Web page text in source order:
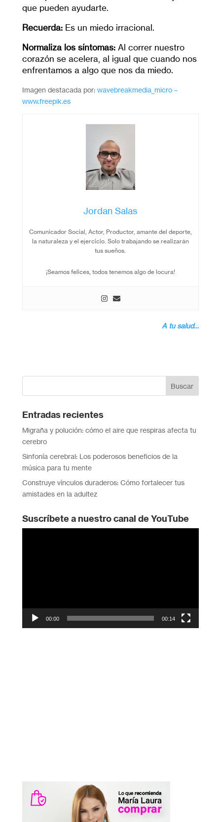
que pueden ayudarte.
Recuerda:Es un miedo irracional.
Normaliza los síntomas:Al correr nuestro
corazón se acelera, al igual que cuando nos
enfrentamos a algo que nos da miedo.
Imagen destacada por: wavebreakmedia_micro –
www.freepik.es
Jordan Salas
Comunicador Social, Actor, Productor, amante del deporte,
la naturaleza y el ejercicio. Solo trabajando se realizarán
tus sueños.
¡Seamos felices, todos tenemos algo de locura!
A tu salud…
Entradas recientes
Migraña y polución: cómo el aire que respiras afecta tu
cerebro
Sinfonía cerebral: Los poderosos beneficios de la
música para tu mente
Construye vínculos duraderos: Cómo fortalecer tus
amistades en la adultez
Suscríbete a nuestro canal de YouTube
00:00 00:14